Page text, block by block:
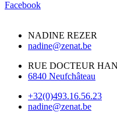
Facebook
NADINE REZER
nadine@zenat.be
RUE DOCTEUR
6840 Neufchâteau
+32(0)493.16.56.23
nadine@zenat.be